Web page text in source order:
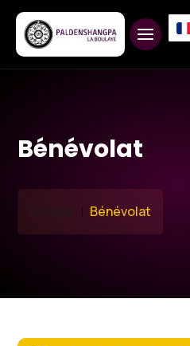
Bénévolat
Bénévolat